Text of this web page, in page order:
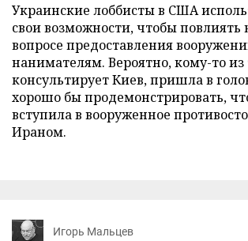
Украинские лоббисты в США
свои возможности, чтобы повлиять
вопросе предоставления
нанимателям. Вероятно, кому-то из
консультирует Киев, пришла в
хорошо бы продемонстрировать,
вступила в вооруженное
Ираном.
Игорь Мальцев